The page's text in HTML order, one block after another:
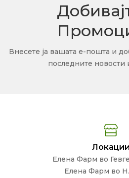
Внесете ја вашата е-пошта и
последните
Локации
Елена Фарм во
Елена Фарм во